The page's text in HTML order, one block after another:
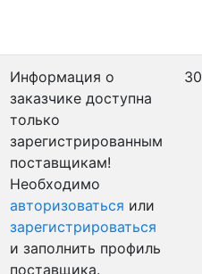
Информация о
заказчике доступна
только
зарегистрированным
поставщикам!
Необходимо
авторизоваться или
зарегистрироваться
и заполнить профиль
поставщика.